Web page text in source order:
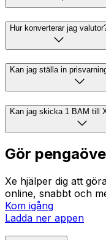
Hur konverterar jag
Kan jag ställa in
Kan jag skicka 1 BAM till
Gör
Xe hjälper dig att
online, snabbt och
Kom igång
Ladda ner appen